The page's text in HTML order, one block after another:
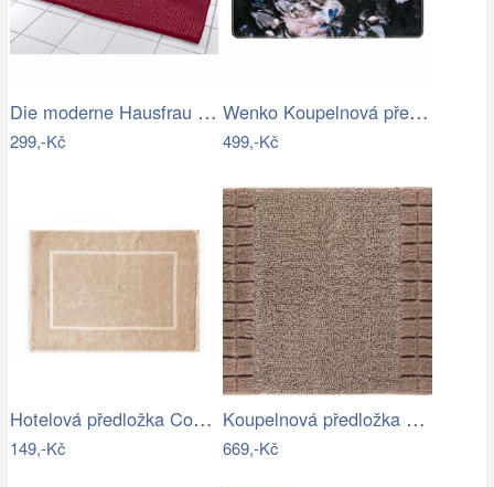
Die moderne Hausfrau Koupelnová…
299,-Kč
Wenko Koupelnová předložka PEONY s…
499,-Kč
Hotelová předložka Comfort krémová 750g…
149,-Kč
Koupelnová předložka CHESS
669,-Kč